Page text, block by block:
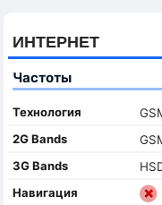
ИНТЕРНЕТ
Частоты
Технология
2G Bands
3G Bands
Навигация